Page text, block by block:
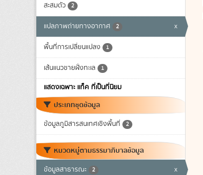
สะสมตัว 2
แปลภาพถ่ายทางอากาศ 2 x
พื้นที่การเปลี่ยนแปลง 1
เส้นแนวชายฝั่งทะเล 1
แสดงเฉพาะ แท็ค ที่เป็นที่นิยม
ประเภทชุดข้อมูล
ข้อมูลภูมิสารสนเทศเชิงพื้นที่ 2
หมวดหมู่ตามธรรมาภิบาลข้อมูล
ข้อมูลสาธารณะ 2 x